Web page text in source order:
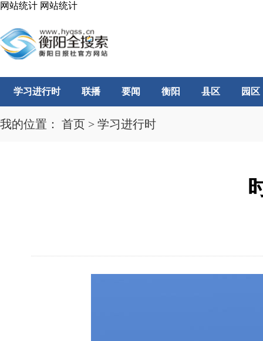
网站统计 网站统计
学习进行时 联播 要闻 衡阳 县区 园区
我的位置： 首页 > 学习进行时